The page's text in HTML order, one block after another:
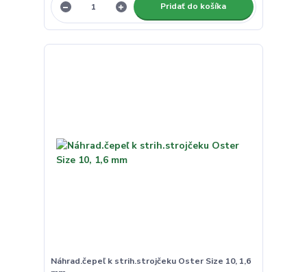
Pridať do košíka
Náhrad.čepeľ k strih.strojčeku Oster Size 10, 1,6